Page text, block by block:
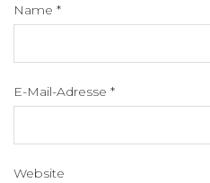
Name *
E-Mail-Adresse *
Website